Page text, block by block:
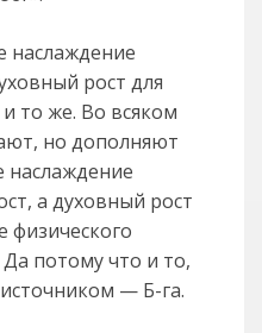
наслаждение
рост для
то же. Во всяком
но дополняют
наслаждение
а духовный рост
физического
потому что и то,
— Б-га.